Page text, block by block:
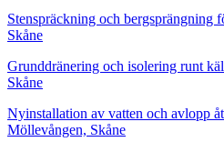
Stenspräckning och bergsprängning
Skåne
Grunddränering och isolering runt
Skåne
Nyinstallation av vatten och avlopp
Möllevången, Skåne